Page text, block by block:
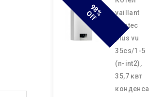
9
8
% O
F
F
vaillant
ecotec
plus vu
35cs/1-5
(n-int2),
35,7 квт
конденса